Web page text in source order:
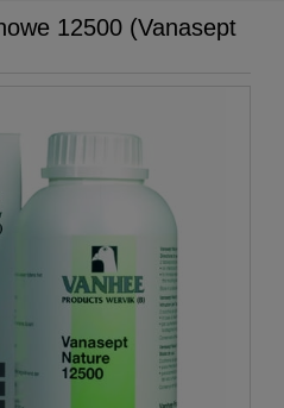
12500 (Vanasept